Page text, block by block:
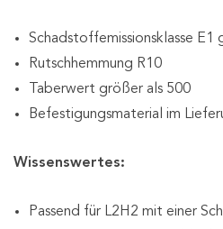
Schadstoffemissionsklasse E1
Rutschhemmung R10
Taberwert größer als 500
Befestigungsmaterial im
Wissenswertes:
Passend für L2H2 mit einer